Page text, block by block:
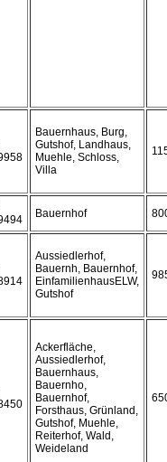
Bauernhaus, Burg,
Gutshof, Landhaus,
Muehle, Schloss,
Villa
Bauernhof
Aussiedlerhof,
Bauernh, Bauernhof,
EinfamilienhausELW,
Gutshof
Ackerfläche,
Aussiedlerhof,
Bauernhaus,
Bauernho,
Bauernhof,
Forsthaus, Grünland,
Gutshof, Muehle,
Reiterhof, Wald,
Weideland